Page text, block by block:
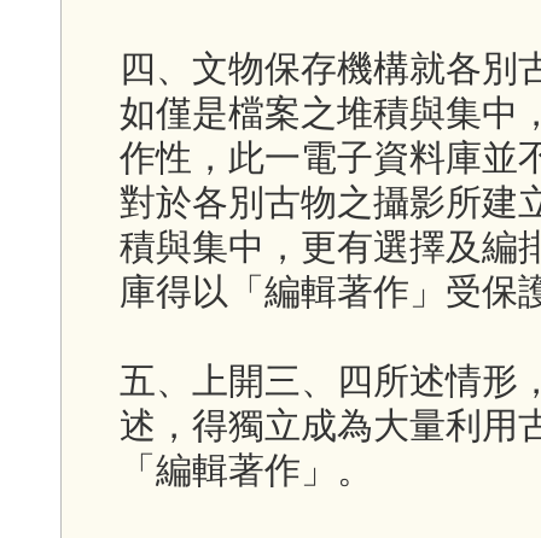
四、文物保存機構就各別
如僅是檔案之堆積與集中
作性，此一電子資料庫並
對於各別古物之攝影所建
積與集中，更有選擇及編
庫得以「編輯著作」受保
五、上開三、四所述情形
述，得獨立成為大量利用
「編輯著作」。